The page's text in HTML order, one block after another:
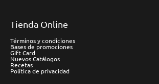
Tienda Online
Términos y condiciones
Bases de promociones
Gift Card
Nuevos Catálogos
Recetas
Política de privacidad